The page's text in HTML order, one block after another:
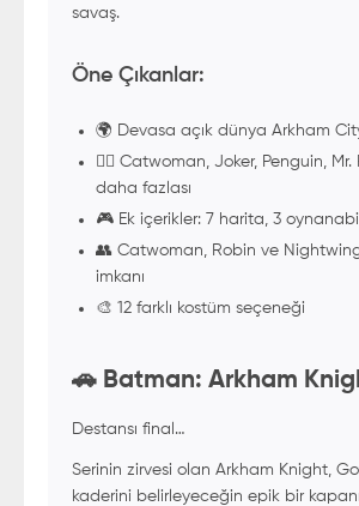
savaş.
Öne Çıkanlar:
🌍 Devasa açık dünya Arkham
🦹‍♂️ Catwoman, Joker, Penguin, Mr.
daha fazlası
🎮 Ek içerikler: 7 harita, 3
👥 Catwoman, Robin ve
imkanı
🎨 12 farklı kostüm seçeneği
🚗 Batman: Arkham
Destansı final…
Serinin zirvesi olan Arkham Knight,
kaderini belirleyeceğin epik bir